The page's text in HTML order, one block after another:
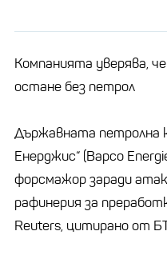
Компанията уверява,
остане без петрол
Държавната петролна
Енерджис“ (Bapco
форсмажор заради
рафинерия за
Reuters, цитирано от